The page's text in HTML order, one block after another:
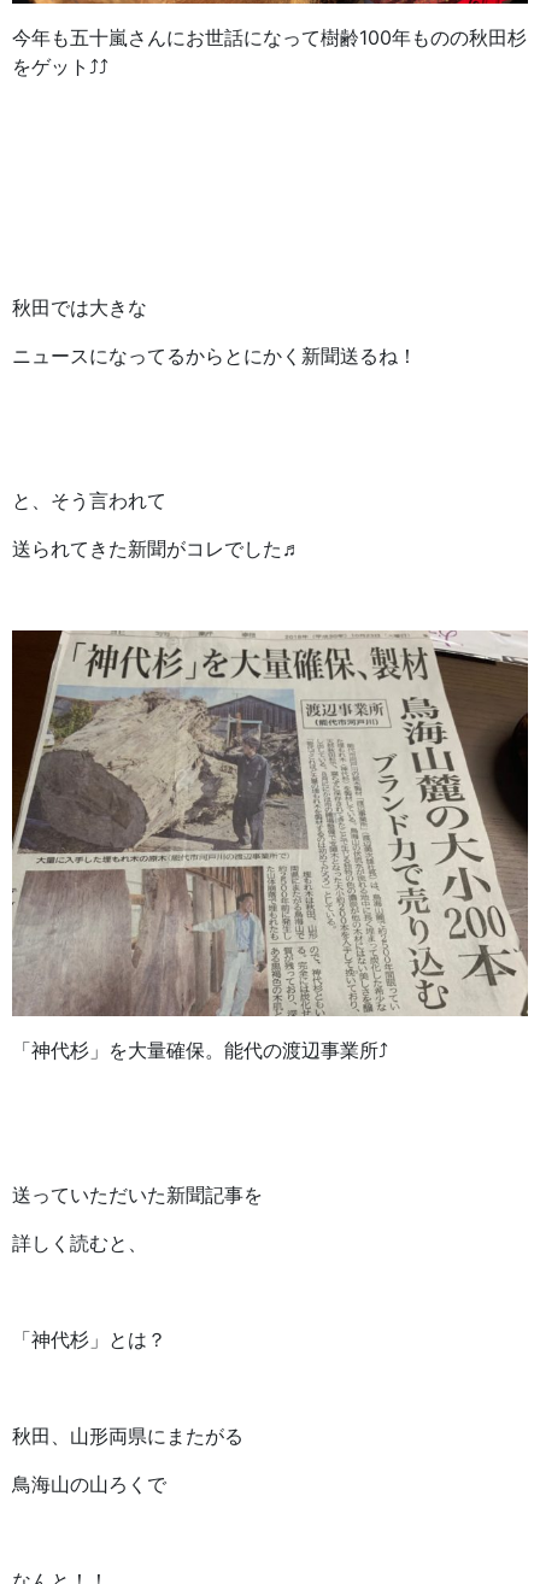
今年も五十嵐さんにお世話になって樹齢100年ものの秋田杉
をゲット⤴⤴
秋田では大きな
ニュースになってるからとにかく新聞送るね！
と、そう言われて
送られてきた新聞がコレでした♬
「神代杉」を大量確保。能代の渡辺事業所⤴
送っていただいた新聞記事を
詳しく読むと、
「神代杉」とは？
秋田、山形両県にまたがる
鳥海山の山ろくで